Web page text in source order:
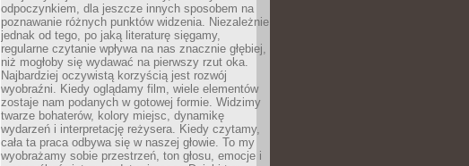
odpoczynkiem, dla jeszcze innych sposobem na
poznawanie różnych punktów widzenia. Niezależnie
jednak od tego, po jaką literaturę sięgamy,
regularne czytanie wpływa na nas znacznie głębiej,
niż mogłoby się wydawać na pierwszy rzut oka.
Najbardziej oczywistą korzyścią jest rozwój
wyobraźni. Kiedy oglądamy film, wiele elementów
zostaje nam podanych w gotowej formie. Widzimy
twarze bohaterów, kolory miejsc, dynamikę
wydarzeń i interpretację reżysera. Kiedy czytamy,
cała ta praca odbywa się w naszej głowie. To my
wyobrażamy sobie przestrzeń, ton głosu, emocje i